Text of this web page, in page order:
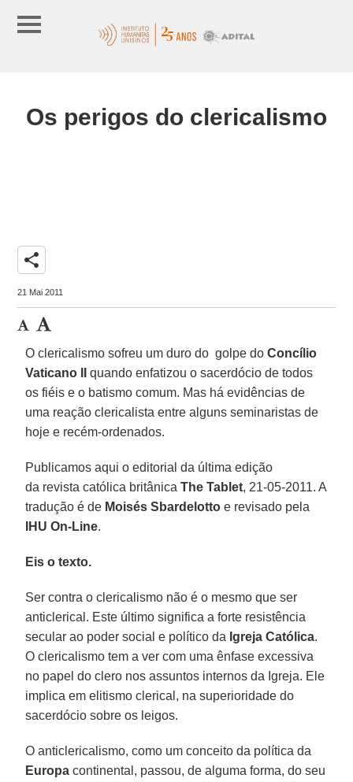
Os perigos do clericalismo
share
21 Mai 2011
O clericalismo sofreu um duro do golpe doConcílio
Vaticano II
quando enfatizou o sacerdócio de todos
os fiéis e o batismo comum. Mas há evidências de
uma reação clericalista entre alguns seminaristas de
hoje e recém-ordenados.
Publicamos aqui o editorial da última edição
da revista católica britânicaThe Tablet, 21-05-2011. A
tradução é de Moisés Sbardelotto e revisado pela
IHU On-Line.
Eis o texto.
Ser contra o clericalismo não é o mesmo que ser
anticlerical. Este último significa a forte resistência
secular ao poder social e político da Igreja Católica.
O clericalismo tem a ver com uma ênfase excessiva
no papel do clero nos assuntos internos da Igreja. Ele
implica em elitismo clerical, na superioridade do
sacerdócio sobre os leigos.
O anticlericalismo, como um conceito da política da
Europacontinental, passou, de alguma forma, do seu